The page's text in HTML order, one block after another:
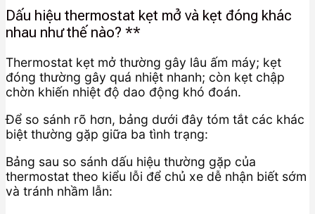
Dấu hiệu thermostat kẹt mở và kẹt đóng khác
nhau như thế nào? **
Thermostat kẹt mở thường gây lâu ấm máy; kẹt
đóng thường gây quá nhiệt nhanh; còn kẹt chập
chờn khiến nhiệt độ dao động khó đoán.
Để so sánh rõ hơn, bảng dưới đây tóm tắt các khác
biệt thường gặp giữa ba tình trạng:
Bảng sau so sánh dấu hiệu thường gặp của
thermostat theo kiểu lỗi để chủ xe dễ nhận biết sớm
và tránh nhầm lẫn: